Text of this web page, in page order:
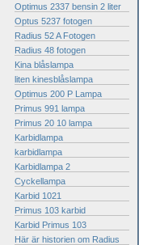
Optimus 2337 bensin 2 liter
Optus 5237 fotogen
Radius 52 A Fotogen
Radius 48 fotogen
Kina blåslampa
liten kinesblåslampa
Optimus 200 P Lampa
Primus 991 lampa
Primus 20 10 lampa
Karbidlampa
karbidlampa
Karbidlampa 2
Cyckellampa
Karbid 1021
Primus 103 karbid
Karbid Primus 103
Här är historien om Radius